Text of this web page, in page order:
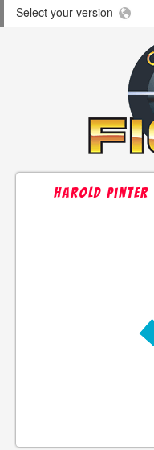
Select your version
Harold Pinter